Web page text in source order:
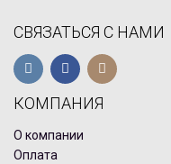
СВЯЗАТЬСЯ С НАМИ
КОМПАНИЯ
О компании
Оплата